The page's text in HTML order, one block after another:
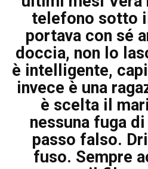
telefono sotto
portava con sé
doccia, non lo
è intelligente,
invece è una
è scelta il
nessuna fuga
passo falso.
fuso. Sempre